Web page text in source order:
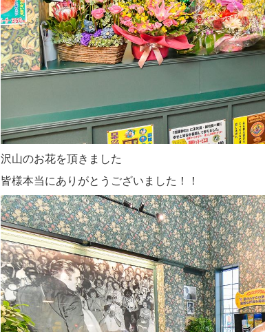
沢山のお花を頂きました
皆様本当にありがとうございました！！